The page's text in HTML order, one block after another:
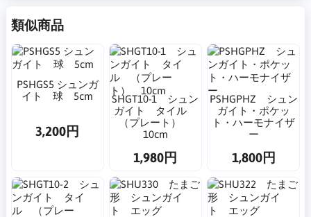
類似商品
PSHGS5 シュンガ
イト 球 5cm
3,200円
SHGT10-1 シュン
ガイト タイル
（プレート）
10cm
1,980円
PSHGPHZ シュン
ガイト・ポケッ
ト・ハーモナイザ
ー
1,800円